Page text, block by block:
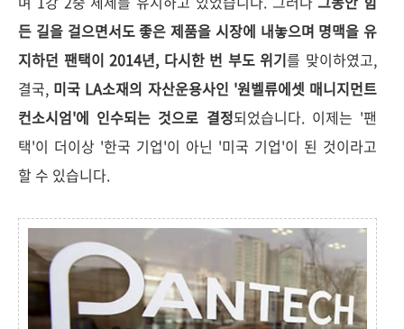
든 길을 걸으면서도 좋은 제품을 시장에 내놓으며 명맥을 유
지하던 팬택이 2014년, 다시한 번 부도 위기를 맞이하였고,
결국, 미국 LA소재의 자산운용사인 '원벨류에셋 매니지먼트
컨소시엄'에 인수되는 것으로 결정되었습니다. 이제는 '팬
택'이 더이상 '한국 기업'이 아닌 '미국 기업'이 된 것이라고
할 수 있습니다.